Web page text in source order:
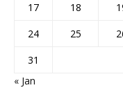
17
18
24
25
31
« Jan